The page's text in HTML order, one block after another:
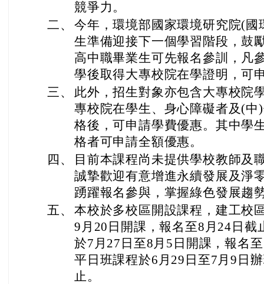
競爭力。
二、 今年，環境部國家環境研究院(
生準備迎接下一個學習階段，鼓
高中職畢業生可先報名參訓，凡
學後取得大專校院在學證明，可
三、
此外，招生對象亦包含大專校院
專校院在學生、身心障礙者及(
格後，可申請學費優惠。其中學
格者可申請全額優惠。
四、
目前本課程尚未提供學校教師及
誠摯歡迎有意增進永續發展及淨
踴躍報名參與，掌握綠色發展趨
五、 本校於多校區開設課程，建工校
9月20日開課，報名至8月24日截
於7月27日至8月5日開課，報名
平日班課程於6月29日至7月9日
止。